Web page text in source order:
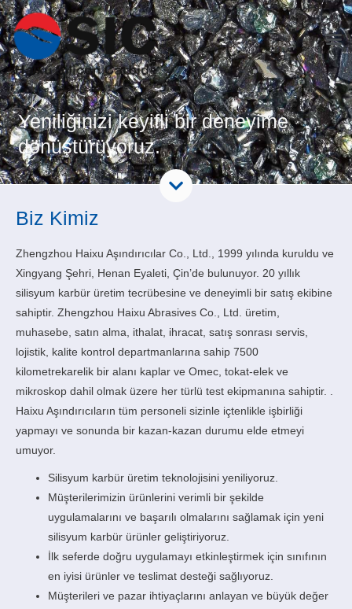
Yeniliğinizi keyifli bir deneyime
dönüştürüyoruz.
Biz Kimiz
Zhengzhou Haixu Aşındırıcılar Co., Ltd., 1999 yılında kuruldu ve
Xingyang Şehri, Henan Eyaleti, Çin’de bulunuyor. 20 yıllık
silisyum karbür üretim tecrübesine ve deneyimli bir satış ekibine
sahiptir. Zhengzhou Haixu Abrasives Co., Ltd. üretim,
muhasebe, satın alma, ithalat, ihracat, satış sonrası servis,
lojistik, kalite kontrol departmanlarına sahip 7500
kilometrekarelik bir alanı kaplar ve Omec, tokat-elek ve
mikroskop dahil olmak üzere her türlü test ekipmanına sahiptir. .
Haixu Aşındırıcıların tüm personeli sizinle içtenlikle işbirliği
yapmayı ve sonunda bir kazan-kazan durumu elde etmeyi
umuyor.
Silisyum karbür üretim teknolojisini yeniliyoruz.
Müşterilerimizin ürünlerini verimli bir şekilde
uygulamalarını ve başarılı olmalarını sağlamak için yeni
silisyum karbür ürünler geliştiriyoruz.
İlk seferde doğru uygulamayı etkinleştirmek için sınıfının
en iyisi ürünler ve teslimat desteği sağlıyoruz.
Müşterileri ve pazar ihtiyaçlarını anlayan ve büyük değer